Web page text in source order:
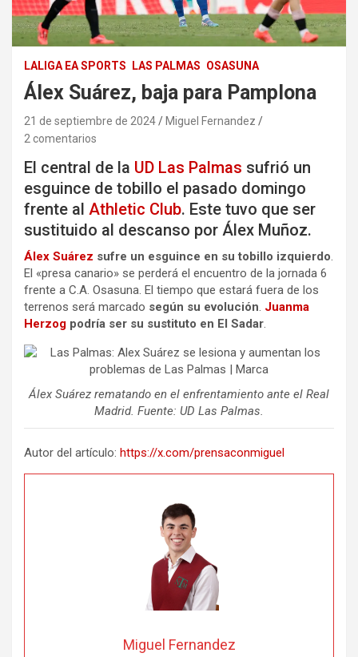
LALIGA EA SPORTS LAS PALMAS OSASUNA
Álex Suárez, baja para Pamplona
21 de septiembre de 2024
Miguel Fernandez
2 comentarios
El central de la UD Las Palmas sufrió un
esguince de tobillo el pasado domingo
frente al Athletic Club. Este tuvo que ser
sustituido al descanso por Álex Muñoz.
Álex Suárez sufre un esguince en su tobillo izquierdo.
El «presa canario» se perderá el encuentro de la jornada 6
frente a C.A. Osasuna. El tiempo que estará fuera de los
terrenos será marcado según su evolución. Juanma
Herzog podría ser su sustituto en El Sadar.
Álex Suárez rematando en el enfrentamiento ante el Real
Madrid. Fuente: UD Las Palmas.
Autor del artículo: https://x.com/prensaconmiguel
Miguel Fernandez